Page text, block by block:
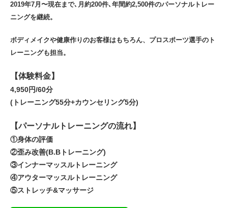
2019年7月〜現在まで､月約200件､年間約2,500件のパーソナルトレー
ニングを継続。
ボディメイクや健康作りのお客様はもちろん、プロスポーツ選手のト
レーニングも担当。
【体験料金】
4,950円/60分
(トレーニング55分+カウンセリング5分)
【パーソナルトレーニングの流れ】
①身体の評価
②歪み改善(B.Bトレーニング)
③インナーマッスルトレーニング
④アウターマッスルトレーニング
⑤ストレッチ&マッサージ